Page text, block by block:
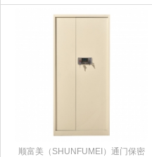
顺富美（SHUNFUMEI）通门保密